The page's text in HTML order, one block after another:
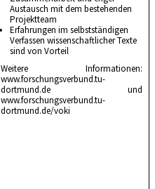
Austausch mit dem bestehenden
Projektteam
Erfahrungen im selbstständigen
Verfassen wissenschaftlicher Texte
sind von Vorteil
Weitere Informationen:
www.forschungsverbund.tu-
dortmund.de und
www.forschungsverbund.tu-
dortmund.de/voki